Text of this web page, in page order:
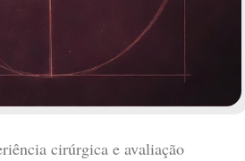
cirúrgica e avaliação